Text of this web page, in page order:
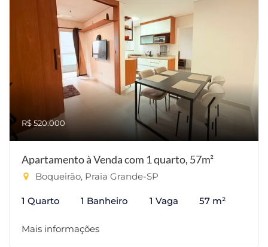
R$ 520.000
Apartamento à Venda com 1 quarto, 57m²
Boqueirão, Praia Grande-SP
1 Quarto 1 Banheiro 1 Vaga 57 m²
Mais informações